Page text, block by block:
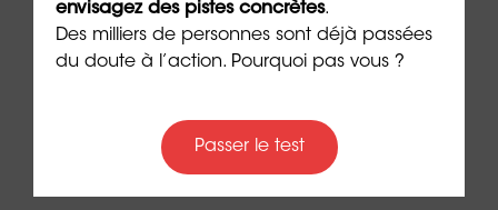
ORIENTACTION.
Procurez-vous le livreFaites-le maintenant !
envisagez des pistes concrètes.
Des milliers de personnes sont déjà passées
du doute à l’action. Pourquoi pas vous ?
Passer le test